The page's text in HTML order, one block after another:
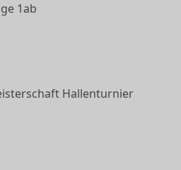
1ab
Hallenturnier